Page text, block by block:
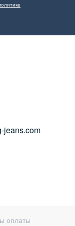
jeans.com
оплаты